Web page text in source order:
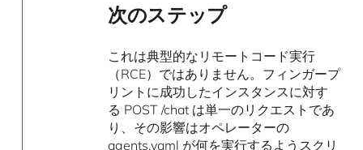
次のステップ
これは典型的なリモートコード実行
（RCE）ではありません。フィンガープ
リントに成功したインスタンスに対す
る POST /chat は単一のリクエストであ
り、その影響はオペレーターの
agents.yaml が何を実行するようスクリ